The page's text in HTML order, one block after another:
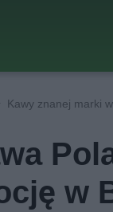
Kawy znanej marki
w